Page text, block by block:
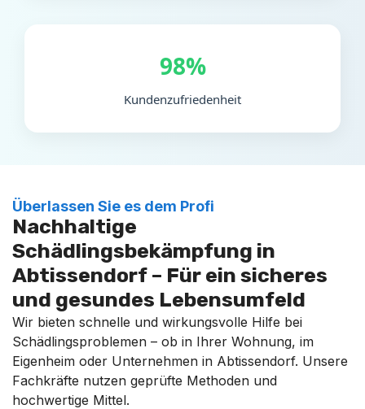
98%
Kundenzufriedenheit
Überlassen Sie es dem Profi
Nachhaltige
Schädlingsbekämpfung in
Abtissendorf – Für ein sicheres
und gesundes Lebensumfeld
Wir bieten schnelle und wirkungsvolle Hilfe bei
Schädlingsproblemen – ob in Ihrer Wohnung, im
Eigenheim oder Unternehmen in Abtissendorf. Unsere
Fachkräfte nutzen geprüfte Methoden und
hochwertige Mittel.